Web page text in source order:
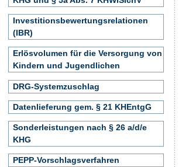
Investitionsbewertungsrelationen
(IBR)
Erlösvolumen für die Versorgung von
Kindern und Jugendlichen
DRG-Systemzuschlag
Datenlieferung gem. § 21 KHEntgG
Sonderleistungen nach § 26 a/d/e
KHG
PEPP-Vorschlagsverfahren